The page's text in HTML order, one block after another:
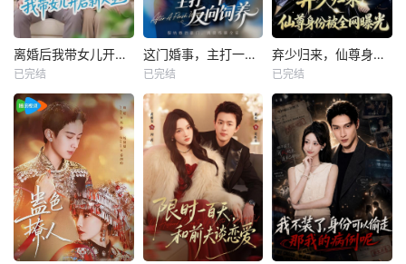
离婚后我带女儿开启新人生
已完结
这门婚事，主打一个反向饲养
已完结
弃少归来，仙尊身份被全网曝光
已完结